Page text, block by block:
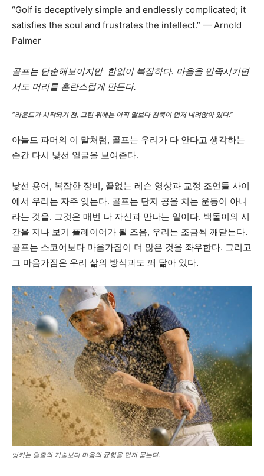
“Golf is deceptively simple and endlessly complicated; it
satisfies the soul and frustrates the intellect.” — Arnold
Palmer
골프는 단순해보이지만 한없이 복잡하다. 마음을 만족시키면
서도 머리를 혼란스럽게 만든다.
“라운드가 시작되기 전, 그린 위에는 아직 말보다 침묵이 먼저 내려앉아 있다.”
아놀드 파머의 이 말처럼, 골프는 우리가 다 안다고 생각하는
순간 다시 낯선 얼굴을 보여준다.
낯선 용어, 복잡한 장비, 끝없는 레슨 영상과 교정 조언들 사이
에서 우리는 자주 잊는다. 골프는 단지 공을 치는 운동이 아니
라는 것을. 그것은 매번 나 자신과 만나는 일이다. 백돌이의 시
간을 지나 보기 플레이어가 될 즈음, 우리는 조금씩 깨닫는다.
골프는 스코어보다 마음가짐이 더 많은 것을 좌우한다. 그리고
그 마음가짐은 우리 삶의 방식과도 꽤 닮아 있다.
벙커는 탈출의 기술보다 마음의 균형을 먼저 묻는다.